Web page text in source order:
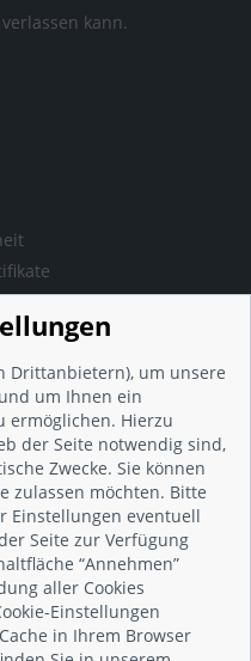
kann.
Drittanbietern), um unsere
um Ihnen ein
ermöglichen. Hierzu
der Seite notwendig sind,
Zwecke. Sie können
zulassen möchten. Bitte
Einstellungen eventuell
Seite zur Verfügung
“Annehmen”
aller Cookies
Einstellungen
in Ihrem Browser